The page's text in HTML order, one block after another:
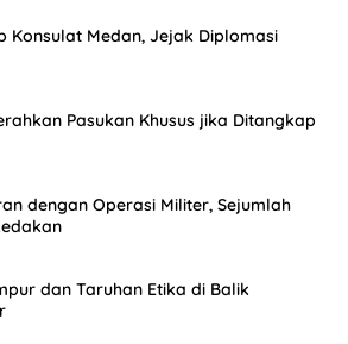
Konsulat Medan, Jejak Diplomasi
Pasukan Khusus jika Ditangkap
dengan Operasi Militer, Sejumlah
dan Taruhan Etika di Balik